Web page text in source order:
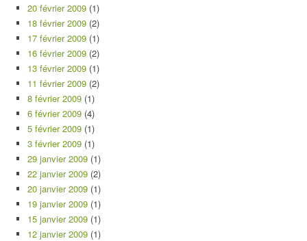
20 février 2009 (1)
18 février 2009 (2)
17 février 2009 (1)
16 février 2009 (2)
13 février 2009 (1)
11 février 2009 (2)
8 février 2009 (1)
6 février 2009 (4)
5 février 2009 (1)
3 février 2009 (1)
29 janvier 2009 (1)
22 janvier 2009 (2)
20 janvier 2009 (1)
19 janvier 2009 (1)
15 janvier 2009 (1)
12 janvier 2009 (1)